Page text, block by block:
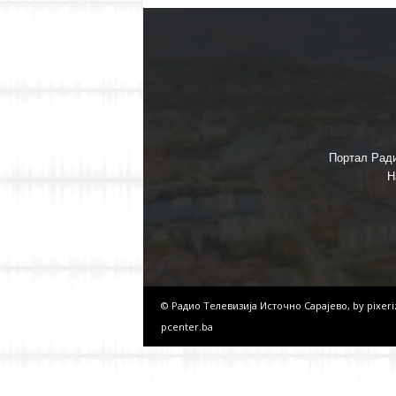
Портал
© Радио Телевизија Источно Сарајево, by
pcenter.ba